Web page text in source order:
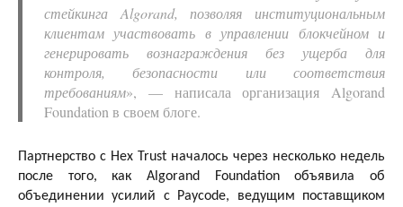
стейкинга Algorand, позволяя институциональным
клиентам участвовать в управлении блокчейном и
генерировать вознаграждения без ущерба для
контроля, безопасности или соответствия
требованиям», — написала организация Algorand
Foundation в своем блоге.
Партнерство с Hex Trust началось через несколько недель
после того, как Algorand Foundation объявила об
объединении усилий с Paycode, ведущим поставщиком